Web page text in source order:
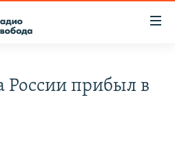
России прибыл в